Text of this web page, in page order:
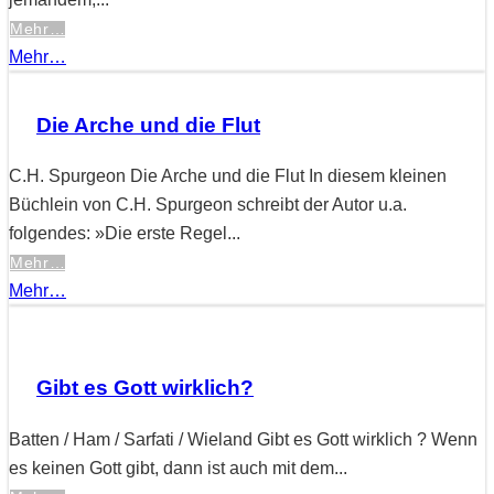
Mehr…
Mehr…
Die Arche und die Flut
C.H. Spurgeon Die Arche und die Flut In diesem kleinen
Büchlein von C.H. Spurgeon schreibt der Autor u.a.
folgendes: »Die erste Regel...
Mehr…
Mehr…
Gibt es Gott wirklich?
Batten / Ham / Sarfati / Wieland Gibt es Gott wirklich ? Wenn
es keinen Gott gibt, dann ist auch mit dem...